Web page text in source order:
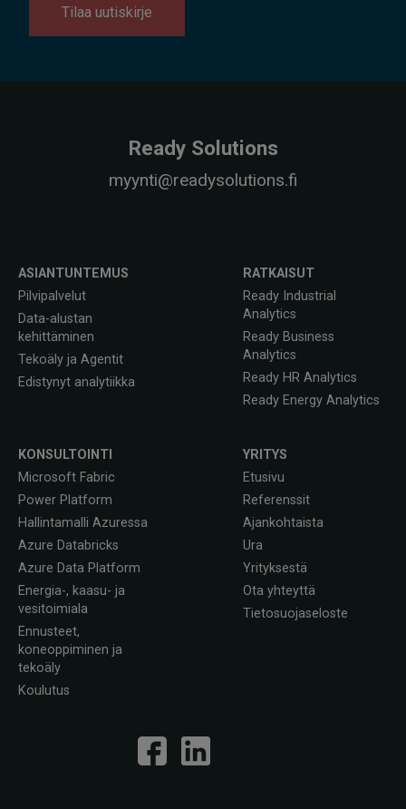
Tilaa uutiskirje
Ready Solutions
myynti@readysolutions.fi
ASIANTUNTEMUS
Pilvipalvelut
Data-alustan
kehittäminen
Tekoäly ja Agentit
Edistynyt analytiikka
RATKAISUT
Ready Industrial
Analytics
Ready Business
Analytics
Ready HR Analytics
Ready Energy Analytics
KONSULTOINTI
Microsoft Fabric
Power Platform
Hallintamalli Azuressa
Azure Databricks
Azure Data Platform
Energia-, kaasu- ja
vesitoimiala
Ennusteet,
koneoppiminen ja
tekoäly
Koulutus
YRITYS
Etusivu
Referenssit
Ajankohtaista
Ura
Yrityksestä
Ota yhteyttä
Tietosuojaseloste